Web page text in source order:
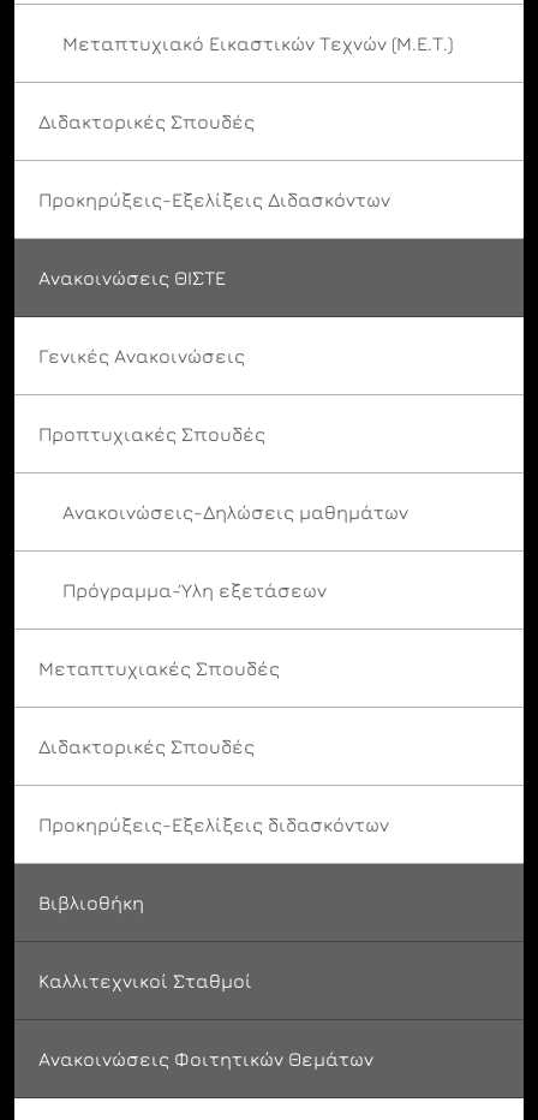
Μεταπτυχιακό Εικαστικών Τεχνών (Μ.Ε.Τ.)
Διδακτορικές Σπουδές
Προκηρύξεις-Εξελίξεις Διδασκόντων
Ανακοινώσεις ΘΙΣΤΕ
Γενικές Ανακοινώσεις
Προπτυχιακές Σπουδές
Ανακοινώσεις-Δηλώσεις μαθημάτων
Πρόγραμμα-Ύλη εξετάσεων
Μεταπτυχιακές Σπουδές
Διδακτορικές Σπουδές
Προκηρύξεις-Εξελίξεις διδασκόντων
Βιβλιοθήκη
Καλλιτεχνικοί Σταθμοί
Ανακοινώσεις Φοιτητικών Θεμάτων